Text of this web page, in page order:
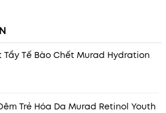
Tẩy Tế Bào Chết Murad Hydration
Trẻ Hóa Da Murad Retinol Youth